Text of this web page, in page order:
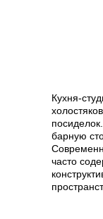
Кухня-
барную
часто